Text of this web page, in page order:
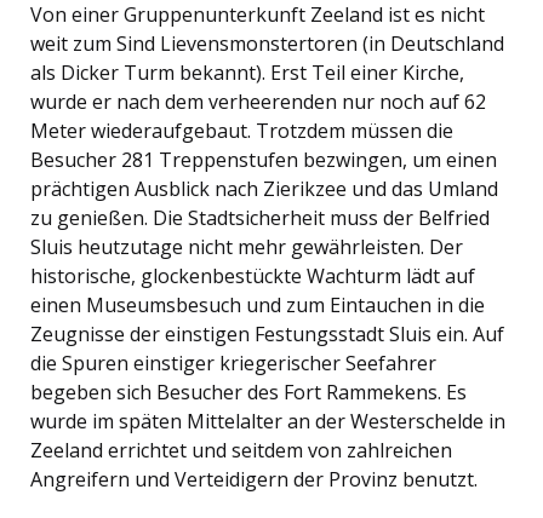
Von einer Gruppenunterkunft Zeeland ist es nicht
weit zum Sind Lievensmonstertoren (in Deutschland
als Dicker Turm bekannt). Erst Teil einer Kirche,
wurde er nach dem verheerenden nur noch auf 62
Meter wiederaufgebaut. Trotzdem müssen die
Besucher 281 Treppenstufen bezwingen, um einen
prächtigen Ausblick nach Zierikzee und das Umland
zu genießen. Die Stadtsicherheit muss der Belfried
Sluis heutzutage nicht mehr gewährleisten. Der
historische, glockenbestückte Wachturm lädt auf
einen Museumsbesuch und zum Eintauchen in die
Zeugnisse der einstigen Festungsstadt Sluis ein. Auf
die Spuren einstiger kriegerischer Seefahrer
begeben sich Besucher des Fort Rammekens. Es
wurde im späten Mittelalter an der Westerschelde in
Zeeland errichtet und seitdem von zahlreichen
Angreifern und Verteidigern der Provinz benutzt.